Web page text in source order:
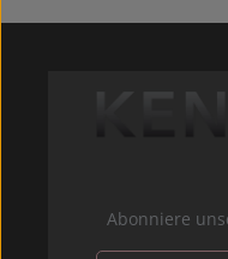
Abonniere